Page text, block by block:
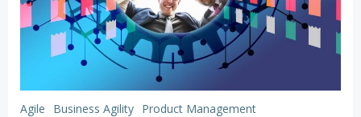
Agile Business Agility Product Management